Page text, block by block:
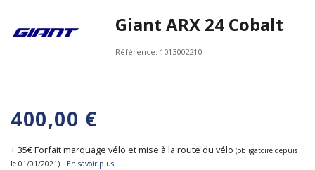
Giant ARX 24 Cobalt
Référence: 1013002210
400,00 €
+ 35€ Forfait marquage vélo et mise à la route du vélo (obligatoire depuis
le 01/01/2021) - En savoir plus